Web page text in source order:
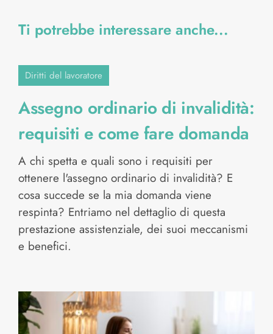
Ti potrebbe interessare anche...
Diritti del lavoratore
Assegno ordinario di invalidità:
requisiti e come fare domanda
A chi spetta e quali sono i requisiti per
ottenere l'assegno ordinario di invalidità? E
cosa succede se la mia domanda viene
respinta? Entriamo nel dettaglio di questa
prestazione assistenziale, dei suoi meccanismi
e benefici.